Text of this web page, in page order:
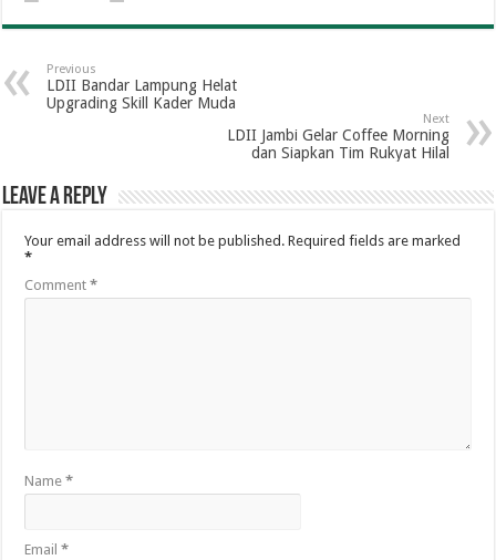
Previous
LDII Bandar Lampung Helat
Upgrading Skill Kader Muda
Next
LDII Jambi Gelar Coffee Morning
dan Siapkan Tim Rukyat Hilal
Leave a Reply
Your email address will not be published. Required fields are marked
*
Comment*
Name*
Email*